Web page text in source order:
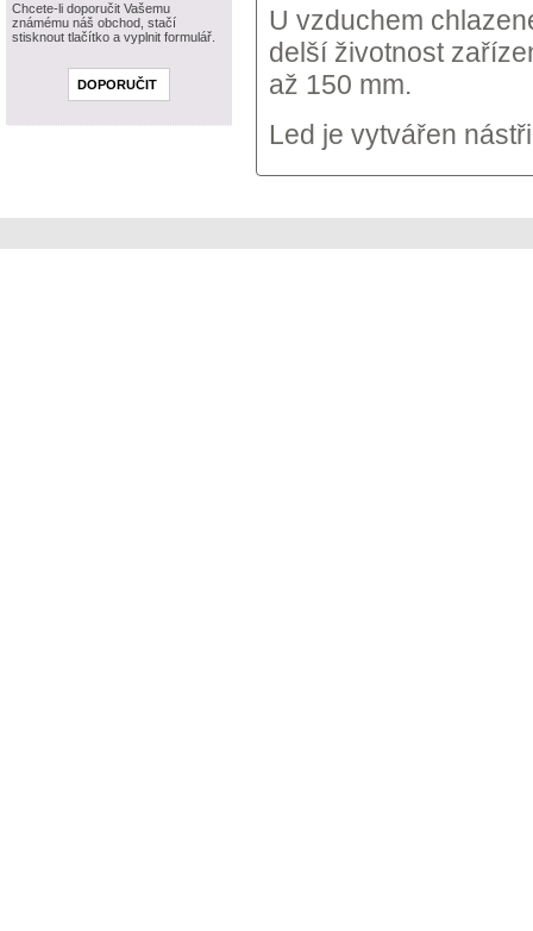
U vzduchem
delší životnost
až 150 mm.
Led je vytvářen
Chcete-li doporučit Vašemu
známému náš obchod, stačí
stisknout tlačítko a vyplnit formulář.